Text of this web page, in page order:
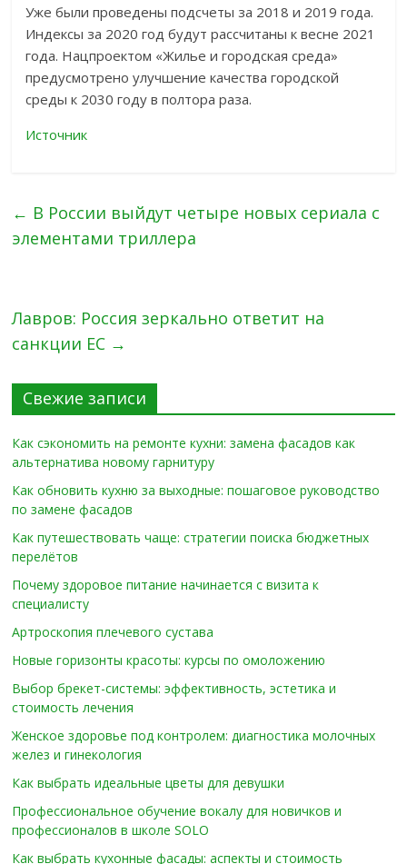
Уже были проведены подсчеты за 2018 и 2019 года.
Индексы за 2020 год будут рассчитаны к весне 2021
года. Нацпроектом «Жилье и городская среда»
предусмотрено улучшение качества городской
среды к 2030 году в полтора раза.
Источник
← В России выйдут четыре новых сериала с
элементами триллера
Лавров: Россия зеркально ответит на
санкции ЕС →
Свежие записи
Как сэкономить на ремонте кухни: замена фасадов как
альтернатива новому гарнитуру
Как обновить кухню за выходные: пошаговое руководство
по замене фасадов
Как путешествовать чаще: стратегии поиска бюджетных
перелётов
Почему здоровое питание начинается с визита к
специалисту
Артроскопия плечевого сустава
Новые горизонты красоты: курсы по омоложению
Выбор брекет-системы: эффективность, эстетика и
стоимость лечения
Женское здоровье под контролем: диагностика молочных
желез и гинекология
Как выбрать идеальные цветы для девушки
Профессиональное обучение вокалу для новичков и
профессионалов в школе SOLO
Как выбрать кухонные фасады: аспекты и стоимость